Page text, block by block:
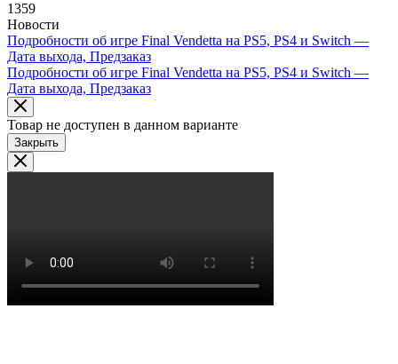
1359
Новости
Подробности об игре Final Vendetta на PS5, PS4 и Switch —
Дата выхода, Предзаказ
Подробности об игре Final Vendetta на PS5, PS4 и Switch —
Дата выхода, Предзаказ
Товар не доступен в данном варианте
Закрыть